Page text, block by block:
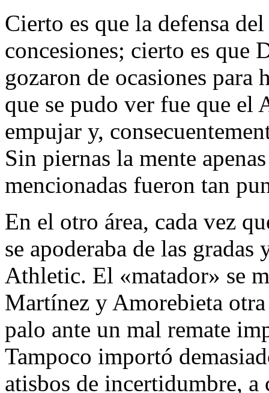
Cierto es que la defensa
concesiones; cierto es que
gozaron de ocasiones para
que se pudo ver fue que el
empujar y,
Sin piernas la mente
mencionadas fueron tan
En el otro área, cada vez
se apoderaba de las
Athletic. El «matador» se
Martínez y Amorebieta
palo ante un mal remate
Tampoco importó
atisbos de incertidumbre,